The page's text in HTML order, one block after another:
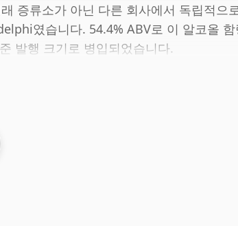
증류소가 아닌 다른 회사에서 독립적으
였습니다. 54.4% ABV로 이 알코올
발행 크기로 병입되었습니다.